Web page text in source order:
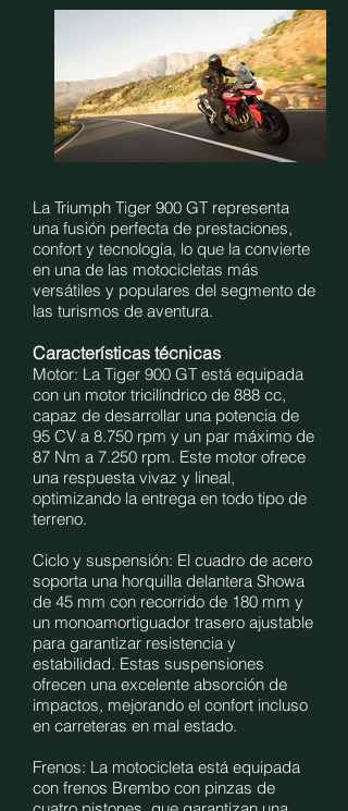
La Triumph Tiger 900 GT representa
una fusión perfecta de prestaciones,
confort y tecnología, lo que la convierte
en una de las motocicletas más
versátiles y populares del segmento de
las turismos de aventura.
Características técnicas
Motor: La Tiger 900 GT está equipada
con un motor tricilíndrico de 888 cc,
capaz de desarrollar una potencia de
95 CV a 8.750 rpm y un par máximo de
87 Nm a 7.250 rpm. Este motor ofrece
una respuesta vivaz y lineal,
optimizando la entrega en todo tipo de
terreno.
Ciclo y suspensión: El cuadro de acero
soporta una horquilla delantera Showa
de 45 mm con recorrido de 180 mm y
un monoamortiguador trasero ajustable
para garantizar resistencia y
estabilidad. Estas suspensiones
ofrecen una excelente absorción de
impactos, mejorando el confort incluso
en carreteras en mal estado.
Frenos: La motocicleta está equipada
con frenos Brembo con pinzas de